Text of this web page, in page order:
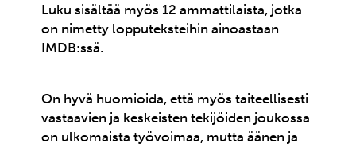
Luku sisältää myös 12 ammattilaista, jotka
on nimetty lopputeksteihin ainoastaan
IMDB:ssä.
On hyvä huomioida, että myös taiteellisesti
vastaavien ja keskeisten tekijöiden joukossa
on ulkomaista työvoimaa, mutta äänen ja